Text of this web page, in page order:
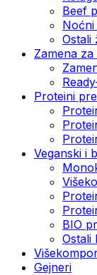
Beef
Ostali
Zamena
Proteini
Veganski i
BIO
Ostali
Gejneri